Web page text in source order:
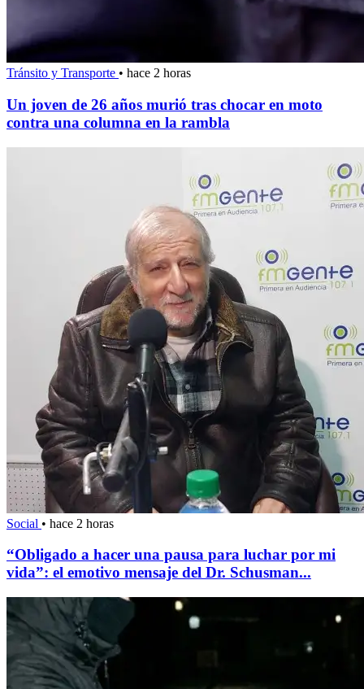
Tránsito y Transporte • hace 2 horas
Un joven de 26 años murió tras chocar en moto
contra una columna en la rambla
Social • hace 2 horas
“Obligado a hacer una pausa para luchar por mi
vida”: el emotivo mensaje del Dr. Schusman...